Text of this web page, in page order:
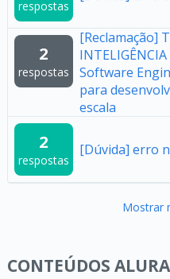
respostas
2
respostas
[Reclamação]
Software
para
escala
2
respostas
[Dúvida] erro
Mostrar
CONTEÚDOS